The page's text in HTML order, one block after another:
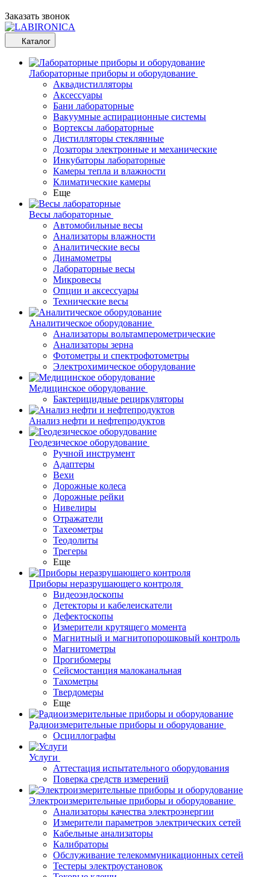
Заказать звонок
Каталог
Лабораторные приборы и оборудование
Аквадистилляторы
Аксессуары
Бани лабораторные
Вакуумные аспирационные системы
Вортексы лабораторные
Дистилляторы стеклянные
Дозаторы электронные и механические
Инкубаторы лабораторные
Камеры тепла и влажности
Климатические камеры
Еще
Весы лабораторные
Автомобильные весы
Анализаторы влажности
Аналитические весы
Динамометры
Лабораторные весы
Микровесы
Опции и аксессуары
Технические весы
Аналитическое оборудование
Анализаторы вольтамперометрические
Анализаторы зерна
Фотометры и спектрофотометры
Электрохимическое оборудование
Медицинское оборудование
Бактерицидные рециркуляторы
Анализ нефти и нефтепродуктов
Геодезическое оборудование
Ручной инструмент
Адаптеры
Вехи
Дорожные колеса
Дорожные рейки
Нивелиры
Отражатели
Тахеометры
Теодолиты
Трегеры
Еще
Приборы неразрушающего контроля
Видеоэндоскопы
Детекторы и кабелеискатели
Дефектоскопы
Измерители крутящего момента
Магнитный и магнитопорошковый контроль
Магнитометры
Прогибомеры
Сейсмостанция малоканальная
Тахометры
Твердомеры
Еще
Радиоизмерительные приборы и оборудование
Осциллографы
Услуги
Аттестация испытательного оборудования
Поверка средств измерений
Электроизмерительные приборы и оборудование
Анализаторы качества электроэнергии
Измерители параметров электрических сетей
Кабельные анализаторы
Калибраторы
Обслуживание телекоммуникационных сетей
Тестеры электроустановок